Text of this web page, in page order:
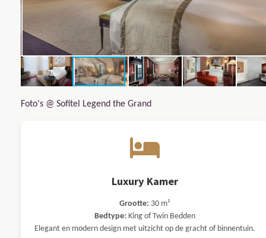
Foto's @ Sofitel Legend the Grand
Luxury Kamer
Grootte: 30 m²
Bedtype: King of Twin Bedden
Elegant en modern design met uitzicht op de gracht of binnentuin.